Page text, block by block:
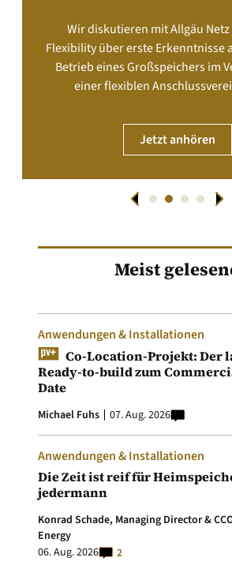
Wir diskutieren mit Allgäu
Flexibility über erste Erkenntnisse
Betrieb eines Großspeichers im
einer flexiblen
Jetzt anhören
Meist
Anwendungen & Installationen
Co-Location-Projekt: Der
Ready-to-build zum
Date
Michael Fuhs 07. Aug. 2026
Anwendungen & Installationen
Die Zeit ist reif für
jedermann
Konrad Schade, Managing Director &
Energy
06. Aug. 2026
2